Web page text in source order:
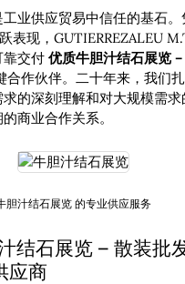
业供应贸易中信任的基石。
表现，GUTIERREZALEU
靠交付 优质牛胆汁结石展览
合作伙伴。二十年来，我们
的深刻理解和对大规模需
商业合作关系。
胆汁结石展览 的专业供应服务
结石展览 – 散装批
应商